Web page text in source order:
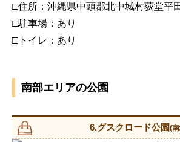
□住所：沖縄県中頭郡北中城村荻堂平
□駐車場：あり
□トイレ：あり
南部エリアの公園
6.グスクロード公園(